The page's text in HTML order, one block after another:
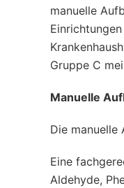
manuelle
Gruppe C
Manuelle
Die manuelle
Eine
Aldehyde,